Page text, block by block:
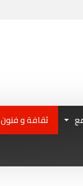
ثقافة و فنون